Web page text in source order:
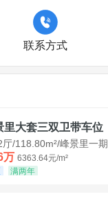
联系方式
里大套三双卫带车位
厅/118.80m²/峰景里一期
万 6363.64元/m²
满两年